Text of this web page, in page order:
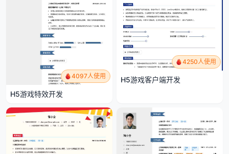
4097人使用
H5游戏特效开发
4250人使用
H5游戏客户端开发